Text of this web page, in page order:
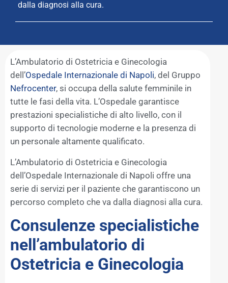
dalla diagnosi alla cura.
L’Ambulatorio di Ostetricia e Ginecologia
dell’Ospedale Internazionale di Napoli, del Gruppo
Nefrocenter, si occupa della salute femminile in
tutte le fasi della vita. L’Ospedale garantisce
prestazioni specialistiche di alto livello, con il
supporto di tecnologie moderne e la presenza di
un personale altamente qualificato.
L’Ambulatorio di Ostetricia e Ginecologia
dell’Ospedale Internazionale di Napoli offre una
serie di servizi per il paziente che garantiscono un
percorso completo che va dalla diagnosi alla cura.
Consulenze specialistiche
nell’ambulatorio di
Ostetricia e Ginecologia